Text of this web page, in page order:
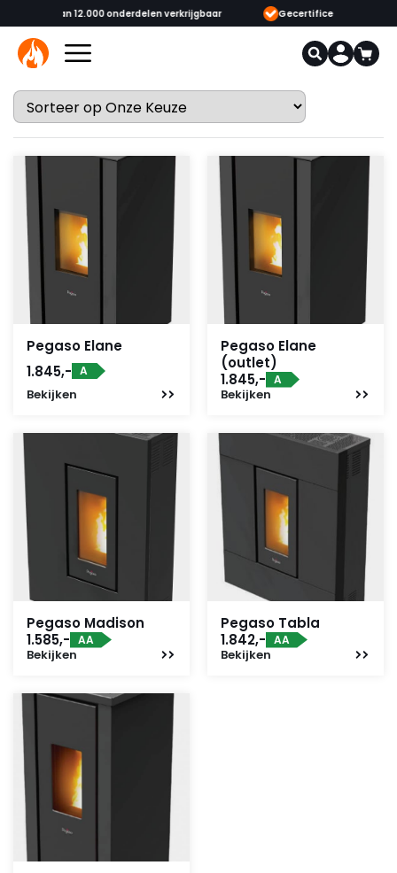
verkrijgbaar Gecertificeerde opgeleide adviseurs &
Pegaso Elane
1.845,- A
Bekijken
Pegaso Elane
(outlet)
1.845,- A
Bekijken
Pegaso Madison
1.585,- AA
Bekijken
Pegaso Tabla
1.842,- AA
Bekijken